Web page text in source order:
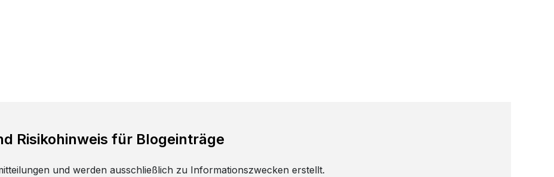
Risikohinweis für Blogeinträge
und werden ausschließlich zu Informationszwecken erstellt.